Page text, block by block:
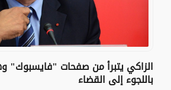
الزاكي يتبرأ من صفحات "فايسبوك"
باللجوء إلى القضاء